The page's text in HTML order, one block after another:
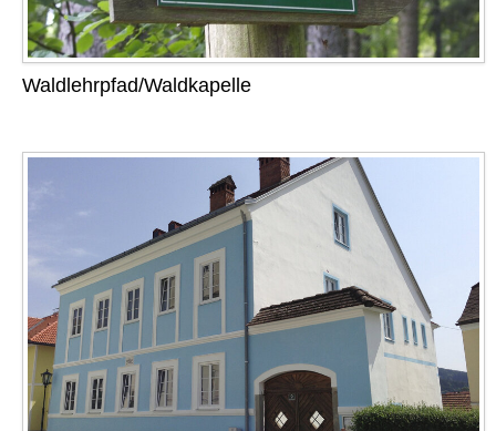
Waldlehrpfad/Waldkapelle